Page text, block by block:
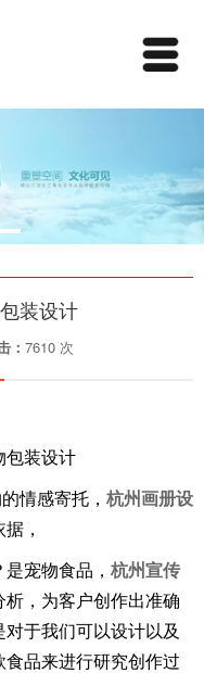
装设计
： 7610 次
情感寄托， 杭州画册设
，
宠物食品， 杭州宣传
，为客户创作出准确
于我们可以设计以及
品来进行研究创作过